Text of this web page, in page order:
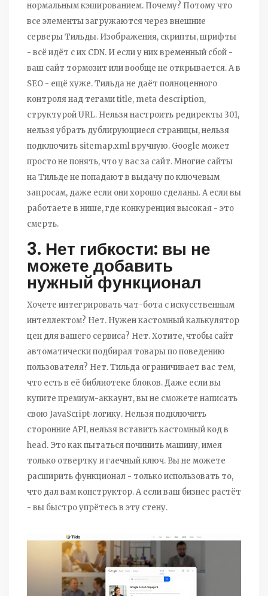
нормальным кэшированием. Почему? Потому что
все элементы загружаются через внешние
серверы Тильды. Изображения, скрипты, шрифты
- всё идёт с их CDN. И если у них временный сбой -
ваш сайт тормозит или вообще не открывается. А в
SEO - ещё хуже. Тильда не даёт полноценного
контроля над тегами title, meta description,
структурой URL. Нельзя настроить редиректы 301,
нельзя убрать дублирующиеся страницы, нельзя
подключить sitemap.xml вручную. Google может
просто не понять, что у вас за сайт. Многие сайты
на Тильде не попадают в выдачу по ключевым
запросам, даже если они хорошо сделаны. А если вы
работаете в нише, где конкуренция высокая - это
смерть.
3. Нет гибкости: вы не
можете добавить
нужный функционал
Хочете интегрировать чат-бота с искусственным
интеллектом? Нет. Нужен кастомный калькулятор
цен для вашего сервиса? Нет. Хотите, чтобы сайт
автоматически подбирал товары по поведению
пользователя? Нет. Тильда ограничивает вас тем,
что есть в её библиотеке блоков. Даже если вы
купите премиум-аккаунт, вы не сможете написать
свою JavaScript-логику. Нельзя подключить
сторонние API, нельзя вставить кастомный код в
head. Это как пытаться починить машину, имея
только отвертку и гаечный ключ. Вы не можете
расширить функционал - только использовать то,
что дал вам конструктор. А если ваш бизнес растёт
- вы быстро упрётесь в эту стену.